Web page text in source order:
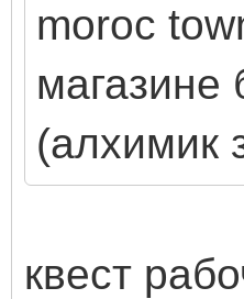
moroc
магазине
(алхимик
квест